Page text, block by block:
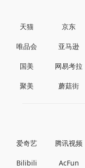
天猫 京东
唯品会 亚马逊
国美 网易考拉
聚美 蘑菇街
爱奇艺 腾讯视频
Bilibili AcFun